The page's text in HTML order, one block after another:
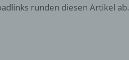
runden diesen Artikel ab.